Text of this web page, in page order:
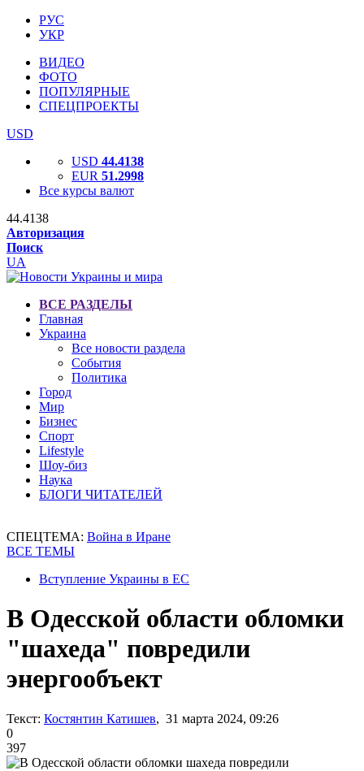
РУС
УКР
ВИДЕО
ФОТО
ПОПУЛЯРНЫЕ
СПЕЦПРОЕКТЫ
USD
USD 44.4138
EUR 51.2998
Все курсы валют
44.4138
Авторизация
Поиск
UA
ВСЕ РАЗДЕЛЫ
Главная
Украина
Все новости раздела
События
Политика
Город
Мир
Бизнес
Спорт
Lifestyle
Шоу-биз
Наука
БЛОГИ ЧИТАТЕЛЕЙ
СПЕЦТЕМА: Война в Иране
ВСЕ ТЕМЫ
Вступление Украины в ЕС
В Одесской области обломки
"шахеда" повредили
энергообъект
Текст: Костянтин Катишев, 31 марта 2024, 09:26
0
397